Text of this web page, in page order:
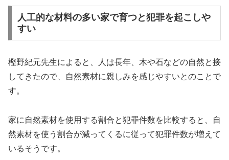
人工的な材料の多い家で育つと犯罪を起こしや
すい
樫野紀元先生によると、人は長年、木や石などの自然と接
してきたので、自然素材に親しみを感じやすいとのことで
す。
家に自然素材を使用する割合と犯罪件数を比較すると、自
然素材を使う割合が減ってくるに従って犯罪件数が増えて
いるそうです。